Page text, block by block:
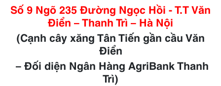
Số 9 Ngõ 235 Đường Ngọc Hồi - T.T Văn
Điển – Thanh Trì – Hà Nội
(Cạnh cây xăng Tân Tiến gần cầu Văn
Điển
– Đối diện Ngân Hàng AgriBank Thanh
Trì)